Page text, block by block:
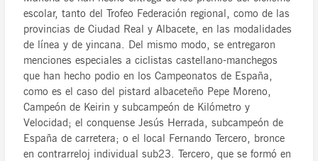
escolar, tanto del Trofeo Federación regional, como de las
provincias de Ciudad Real y Albacete, en las modalidades
de línea y de yincana. Del mismo modo, se entregaron
menciones especiales a ciclistas castellano-manchegos
que han hecho podio en los Campeonatos de España,
como es el caso del pistard albaceteño Pepe Moreno,
Campeón de Keirin y subcampeón de Kilómetro y
Velocidad; el conquense Jesús Herrada, subcampeón de
España de carretera; o el local Fernando Tercero, bronce
en contrarreloj individual sub23. Tercero, que se formó en